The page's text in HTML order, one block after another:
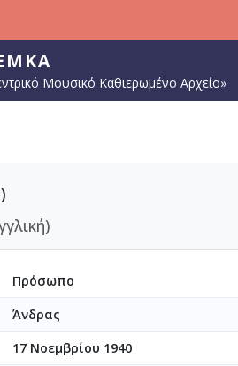
Μουσικό Καθιερωμένο Αρχείο»
Πρόσωπο
Άνδρας
17 Νοεμβρίου 1940